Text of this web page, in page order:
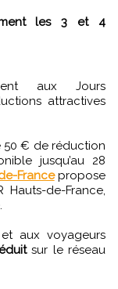
les 3 et 4
aux Jours
attractives
€ de réduction
jusqu’au 28
Francepropose
de-France,
aux voyageurs
sur le réseau